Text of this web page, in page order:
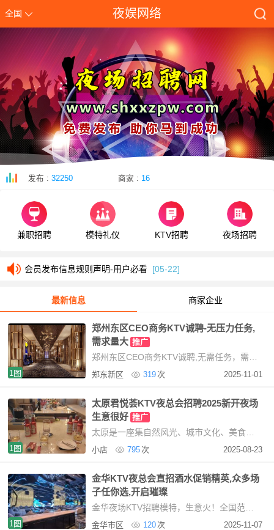
全国 夜娱网络
发布 :32250 商家 : 16
兼职招聘 模特礼仪 KTV招聘 夜场招聘
会员发布信息规则声明-用户必看 [05-22]
最新信息
商家企业
1图
郑州东区CEO商务KTV诚聘-无压力任务,
需求量大 推广
郑东新区 319 次 2025-11-01
1图
太原君悦荟KTV夜总会招聘2025新开夜场
生意很好 推广
太原是一座集自然风光、城市文化、美食佳肴于一体的美丽城市。无论你是来旅游观光，还是
小店 795 次 2025-08-23
1图
金华KTV夜总会直招酒水促销精英,众多场
子任你选,开启璀璨
金华市区 120 次 2025-11-07